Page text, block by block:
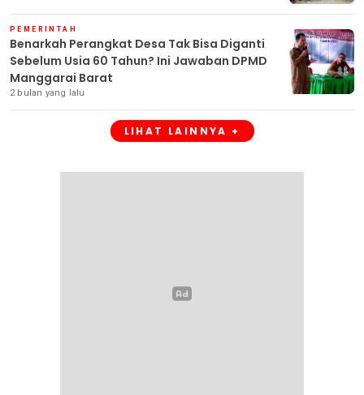
PEMERINTAH
Benarkah Perangkat Desa Tak Bisa Diganti
Sebelum Usia 60 Tahun? Ini Jawaban DPMD
Manggarai Barat
2 bulan yang lalu
LIHAT LAINNYA +